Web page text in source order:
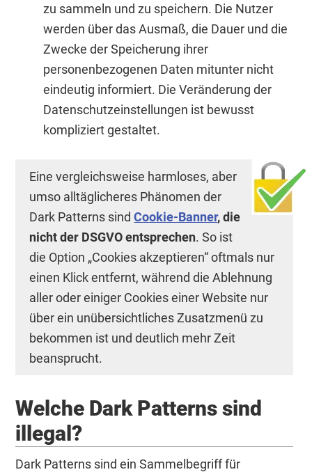
zu sammeln und zu speichern. Die Nutzer
werden über das Ausmaß, die Dauer und die
Zwecke der Speicherung ihrer
personenbezogenen Daten mitunter nicht
eindeutig informiert. Die Veränderung der
Datenschutzeinstellungen ist bewusst
kompliziert gestaltet.
Eine vergleichsweise harmloses, aber
umso alltäglicheres Phänomen der
Dark Patterns sind Cookie-Banner, die
nicht der DSGVO entsprechen. So ist
die Option „Cookies akzeptieren“ oftmals nur
einen Klick entfernt, während die Ablehnung
aller oder einiger Cookies einer Website nur
über ein unübersichtliches Zusatzmenü zu
bekommen ist und deutlich mehr Zeit
beansprucht.
Welche Dark Patterns sind
illegal?
Dark Patterns sind ein Sammelbegriff für